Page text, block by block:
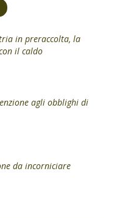
in preraccolta, la
il caldo
agli obblighi di
da incorniciare